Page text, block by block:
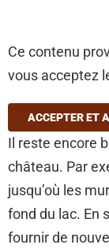
Ce contenu
vous acceptez
ACCEPTER ET
Il reste encore
château. Par
jusqu’où les
fond du lac. En
fournir de